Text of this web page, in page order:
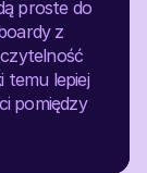
proste do
z
temu lepiej
pomiędzy